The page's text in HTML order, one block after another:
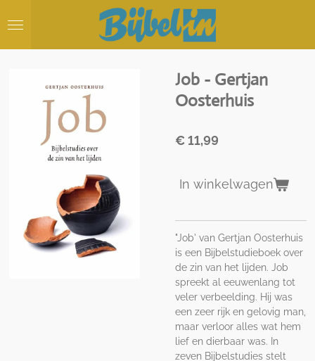
direct
Job - Gertjan
Oosterhuis
€ 11,99
In winkelwagen
"Job' van Gertjan Oosterhuis
is een Bijbelstudieboek over
de zin van het lijden. Job
spreekt al eeuwenlang tot
veler verbeelding. Hij was
een zeer rijk en gelovig man,
maar verloor alles wat hem
lief en dierbaar was. In
zeven Bijbelstudies stelt